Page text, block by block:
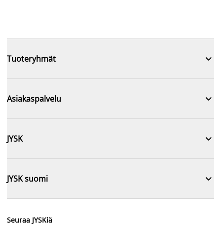
Tuoteryhmät 
Asiakaspalvelu 
JYSK 
JYSK suomi 
Seuraa JYSKiä